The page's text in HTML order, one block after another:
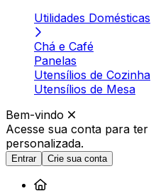
Utilidades Domésticas
Chá e Café
Panelas
Utensílios de Cozinha
Utensílios de Mesa
Bem-vindo
Acesse sua conta para ter
personalizada.
Entrar Crie sua conta